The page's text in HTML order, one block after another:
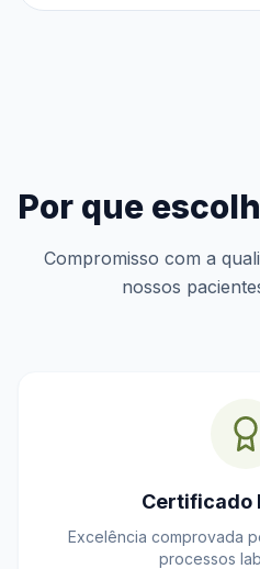
Por que
Compromisso com a
nossos
Certificado
Excelência comprovada
processos